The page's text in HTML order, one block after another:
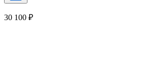
30 100 ₽